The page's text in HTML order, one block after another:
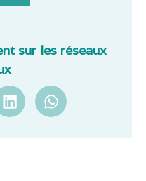
sur les réseaux